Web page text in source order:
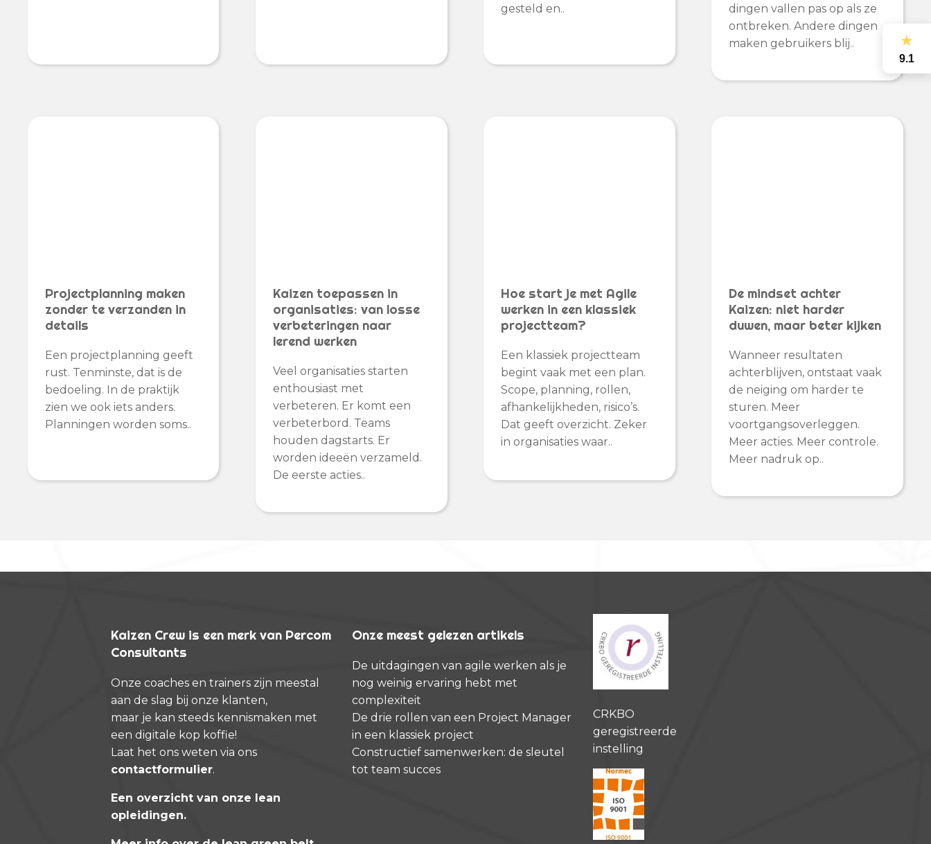
gesteld en..
dingen vallen pas op als ze
ontbreken. Andere dingen
maken gebruikers blij..
Projectplanning maken
zonder te verzanden in
details
Een projectplanning geeft
rust. Tenminste, dat is de
bedoeling. In de praktijk
zien we ook iets anders.
Planningen worden soms..
Kaizen toepassen in
organisaties: van losse
verbeteringen naar
lerend werken
Veel organisaties starten
enthousiast met
verbeteren. Er komt een
verbeterbord. Teams
houden dagstarts. Er
worden ideeën verzameld.
De eerste acties..
Hoe start je met Agile
werken in een klassiek
projectteam?
Een klassiek projectteam
begint vaak met een plan.
Scope, planning, rollen,
afhankelijkheden, risico’s.
Dat geeft overzicht. Zeker
in organisaties waar..
De mindset achter
Kaizen: niet harder
duwen, maar beter kijken
Wanneer resultaten
achterblijven, ontstaat vaak
de neiging om harder te
sturen. Meer
voortgangsoverleggen.
Meer acties. Meer controle.
Meer nadruk op..
★
9.1
Kaizen Crew is een merk van Percom
Consultants
Onze coaches en trainers zijn meestal
aan de slag bij onze klanten,
maar je kan steeds kennismaken met
een digitale kop koffie!
Laat het ons weten via ons
contactformulier.
Een overzicht van onze lean
opleidingen.
Onze meest gelezen artikels
De uitdagingen van agile werken als je
nog weinig ervaring hebt met
complexiteit
De drie rollen van een Project Manager
in een klassiek project
Constructief samenwerken: de sleutel
tot team succes
CRKBO
geregistreerde
instelling